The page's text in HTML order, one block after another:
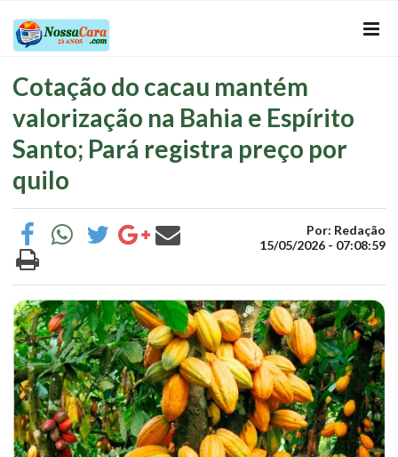
Cotação do cacau mantém
valorização na Bahia e Espírito
Santo; Pará registra preço por
quilo
Por: Redação
15/05/2026 - 07:08:59